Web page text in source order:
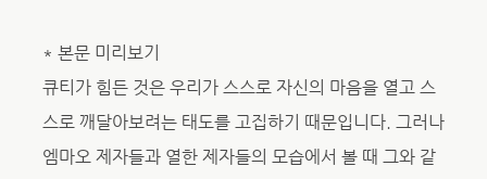
* 본문 미리보기
큐티가 힘든 것은 우리가 스스로 자신의 마음을 열고 스
스로 깨달아보려는 태도를 고집하기 때문입니다. 그러나
엠마오 제자들과 열한 제자들의 모습에서 볼 때 그와 같